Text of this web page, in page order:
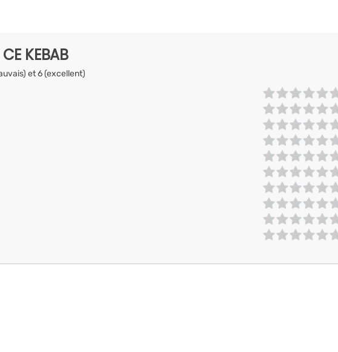
KEBAB
et 6 (excellent)